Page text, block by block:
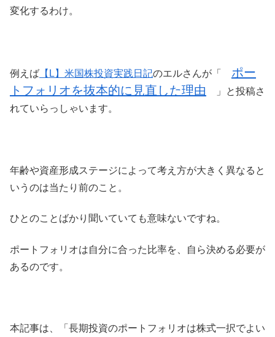
変化するわけ。
例えば 【L】米国株投資実践日記のエルさんが「
ポー
トフォリオを抜本的に見直した理由
」と投稿さ
れていらっしゃいます。
年齢や資産形成ステージによって考え方が大きく異なると
いうのは当たり前のこと。
ひとのことばかり聞いていても意味ないですね。
ポートフォリオは自分に合った比率を、自ら決める必要が
あるのです。
本記事は、「長期投資のポートフォリオは株式一択でよい